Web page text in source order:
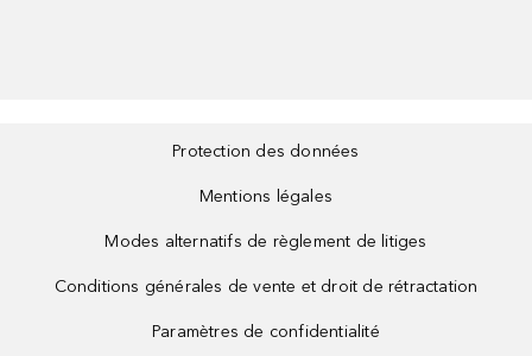
Protection des données
Mentions légales
Modes alternatifs de règlement de litiges
Conditions générales de vente et droit de rétractation
Paramètres de confidentialité